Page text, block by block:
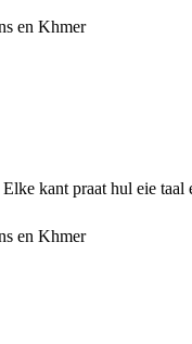
en Khmer
kant praat hul eie taal
en Khmer